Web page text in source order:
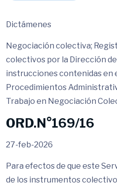
Dictámenes
Negociación colectiva;
colectivos por la Dirección
instrucciones contenidas en
Procedimientos
Trabajo en Negociación
ORD.N°169/16
27-feb-2026
Para efectos de que este
de los instrumentos